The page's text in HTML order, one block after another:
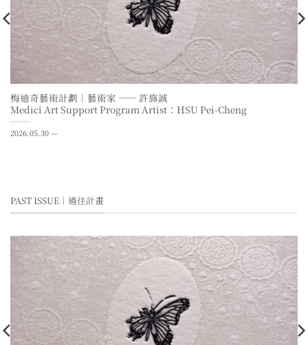
梅迪奇藝術計劃｜藝術家 —— 許旆誠
Medici Art Support Program Artist：HSU Pei-Cheng
2026.05.30 —
PAST ISSUE｜過往計畫